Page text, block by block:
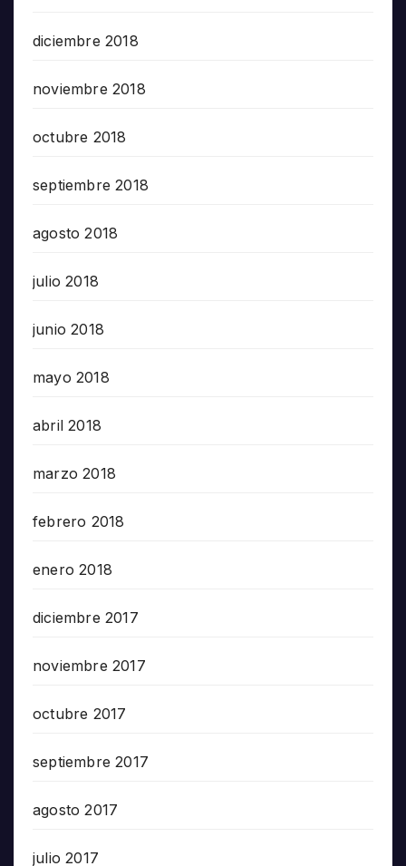
diciembre 2018
noviembre 2018
octubre 2018
septiembre 2018
agosto 2018
julio 2018
junio 2018
mayo 2018
abril 2018
marzo 2018
febrero 2018
enero 2018
diciembre 2017
noviembre 2017
octubre 2017
septiembre 2017
agosto 2017
julio 2017